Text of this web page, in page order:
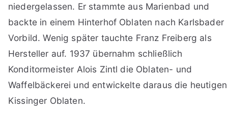
niedergelassen. Er stammte aus Marienbad und
backte in einem Hinterhof Oblaten nach Karlsbader
Vorbild. Wenig später tauchte Franz Freiberg als
Hersteller auf. 1937 übernahm schließlich
Konditormeister Alois Zintl die Oblaten- und
Waffelbäckerei und entwickelte daraus die heutigen
Kissinger Oblaten.